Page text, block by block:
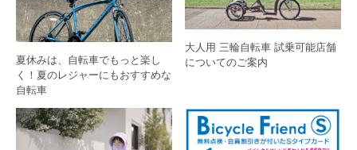
夏休みは、自転車でもっと楽し
く！夏のレジャーにもおすすめな
自転車
大人用 三輪自転車 試乗可能店舗
についてのご案内